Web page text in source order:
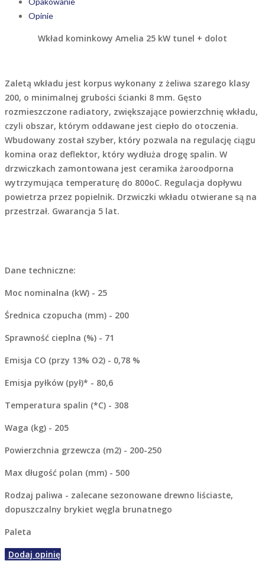
Opinie
Wkład kominkowy Amelia 25 kW tunel + dolot
Zaletą wkładu jest korpus wykonany z żeliwa szarego klasy
200, o minimalnej grubości ścianki 8 mm. Gęsto
rozmieszczone radiatory, zwiększające powierzchnię wkładu,
czyli obszar, którym oddawane jest ciepło do otoczenia.
Wbudowany został szyber, który pozwala na regulację ciągu
komina oraz deflektor, który wydłuża drogę spalin. W
drzwiczkach zamontowana jest ceramika żaroodporna
wytrzymująca temperaturę do 800oC. Regulacja dopływu
powietrza przez popielnik. Drzwiczki wkładu otwierane są na
przestrzał. Gwarancja 5 lat.
Dane techniczne:
Moc nominalna (kW) - 25
Średnica czopucha (mm) - 200
Sprawność cieplna (%) - 71
Emisja CO (przy 13% O2) - 0,78 %
Emisja pyłków (pył)* - 80,6
Temperatura spalin (*C) - 308
Waga (kg) - 205
Powierzchnia grzewcza (m2) - 200-250
Max długość polan (mm) - 500
Rodzaj paliwa - zalecane sezonowane drewno liściaste,
dopuszczalny brykiet węgla brunatnego
Paleta
Dodaj opinię